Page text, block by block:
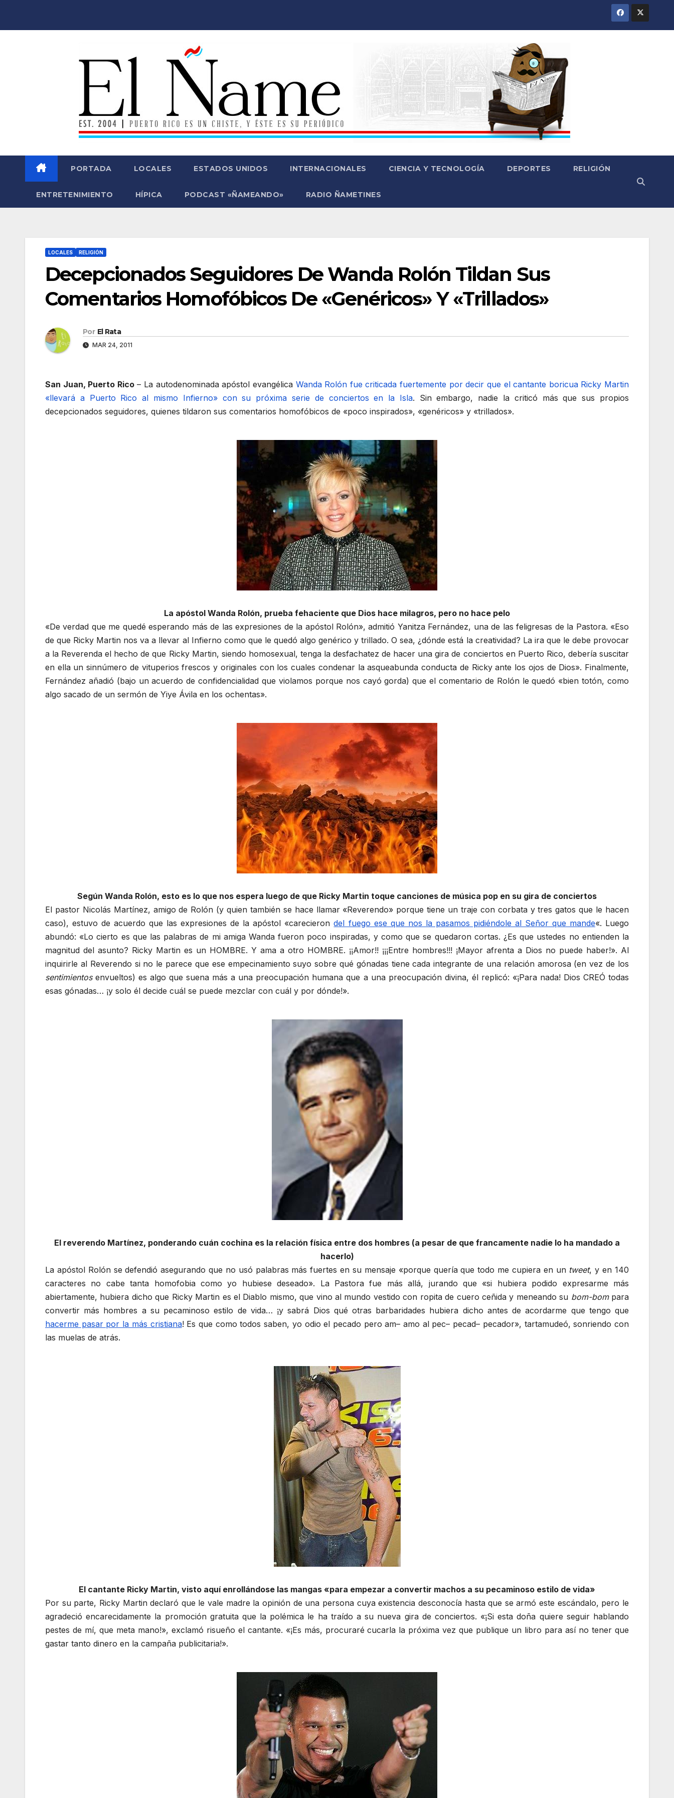
PORTADA LOCALES ESTADOS UNIDOS INTERNACIONALES CIENCIA Y TECNOLOGÍA DEPORTES RELIGIÓN
ENTRETENIMIENTO HÍPICA PODCAST «ÑAMEANDO» RADIO ÑAMETINES
LOCALES RELIGIÓN
Decepcionados Seguidores De Wanda Rolón Tildan Sus
Comentarios Homofóbicos De «Genéricos» Y «Trillados»
Por El Rata
MAR 24, 2011
San Juan, Puerto Rico– La autodenominada apóstol evangélica Wanda Rolón fue criticada fuertemente por decir que el cantante boricua Ricky Martin
«llevará a Puerto Rico al mismo Infierno» con su próxima serie de conciertos en la Isla. Sin embargo, nadie la criticó más que sus propios
decepcionados seguidores, quienes tildaron sus comentarios homofóbicos de «poco inspirados», «genéricos» y «trillados».
La apóstol Wanda Rolón, prueba fehaciente que Dios hace milagros, pero no hace pelo
«De verdad que me quedé esperando más de las expresiones de la apóstol Rolón», admitió Yanitza Fernández, una de las feligresas de la Pastora. «Eso
de que Ricky Martin nos va a llevar al Infierno como que le quedó algo genérico y trillado. O sea, ¿dónde está la creatividad? La ira que le debe provocar
a la Reverenda el hecho de que Ricky Martin, siendo homosexual, tenga la desfachatez de hacer una gira de conciertos en Puerto Rico, debería suscitar
en ella un sinnúmero de vituperios frescos y originales con los cuales condenar la asqueabunda conducta de Ricky ante los ojos de Dios». Finalmente,
Fernández añadió (bajo un acuerdo de confidencialidad que violamos porque nos cayó gorda) que el comentario de Rolón le quedó «bien totón, como
algo sacado de un sermón de Yiye Ávila en los ochentas».
Según Wanda Rolón, esto es lo que nos espera luego de que Ricky Martin toque canciones de música pop en su gira de conciertos
El pastor Nicolás Martínez, amigo de Rolón (y quien también se hace llamar «Reverendo» porque tiene un traje con corbata y tres gatos que le hacen
caso), estuvo de acuerdo que las expresiones de la apóstol «carecierondel fuego ese que nos la pasamos pidiéndole al Señor que mande«. Luego
abundó: «Lo cierto es que las palabras de mi amiga Wanda fueron poco inspiradas, y como que se quedaron cortas. ¿Es que ustedes no entienden la
magnitud del asunto? Ricky Martin es un HOMBRE. Y ama a otro HOMBRE. ¡¡Amor!! ¡¡¡Entre hombres!!! ¡Mayor afrenta a Dios no puede haber!». Al
inquirirle al Reverendo si no le parece que ese empecinamiento suyo sobre qué gónadas tiene cada integrante de una relación amorosa (en vez de los
sentimientosenvueltos) es algo que suena más a una preocupación humana que a una preocupación divina, él replicó: «¡Para nada! Dios CREÓ todas
esas gónadas… ¡y solo él decide cuál se puede mezclar con cuál y por dónde!».
El reverendo Martínez, ponderando cuán cochina es la relación física entre dos hombres (a pesar de que francamente nadie lo ha mandado a
hacerlo)
La apóstol Rolón se defendió asegurando que no usó palabras más fuertes en su mensaje «porque quería que todo me cupiera en un tweet, y en 140
caracteres no cabe tanta homofobia como yo hubiese deseado». La Pastora fue más allá, jurando que «si hubiera podido expresarme más
abiertamente, hubiera dicho que Ricky Martin es el Diablo mismo, que vino al mundo vestido con ropita de cuero ceñida y meneando su bom-bompara
convertir más hombres a su pecaminoso estilo de vida… ¡y sabrá Dios qué otras barbaridades hubiera dicho antes de acordarme que tengo que
hacerme pasar por la más cristiana! Es que como todos saben, yo odio el pecado pero am– amo al pec– pecad– pecador», tartamudeó, sonriendo con
las muelas de atrás.
El cantante Ricky Martin, visto aquí enrollándose las mangas «para empezar a convertir machos a su pecaminoso estilo de vida»
Por su parte, Ricky Martin declaró que le vale madre la opinión de una persona cuya existencia desconocía hasta que se armó este escándalo, pero le
agradeció encarecidamente la promoción gratuita que la polémica le ha traído a su nueva gira de conciertos. «¡Si esta doña quiere seguir hablando
pestes de mí, que meta mano!», exclamó risueño el cantante. «¡Es más, procuraré cucarla la próxima vez que publique un libro para así no tener que
gastar tanto dinero en la campaña publicitaria!».